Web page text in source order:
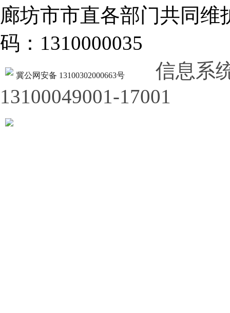
廊坊市市直各部门共同
码：1310000035
冀公网安备 13100302000663号
信息系
13100049001-17001